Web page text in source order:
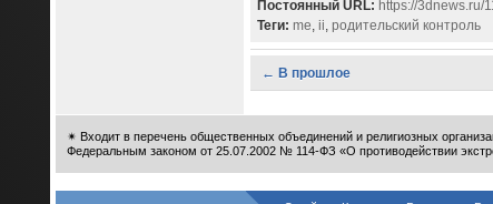
Постоянный URL: https://3dnews.ru/
Теги: me, ii, родительский контроль
← В прошлое
✴ Входит в перечень общественных объединений и религиозных
Федеральным законом от 25.07.2002 № 114-ФЗ «О противодействии